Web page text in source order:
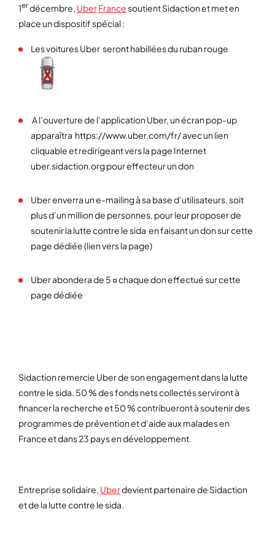
1erdécembre, UberFrancesoutient Sidaction et met en
place un dispositif spécial :
Les voitures Uber seront habillées du ruban rouge
A l’ouverture de l’application Uber, un écran pop-up
apparaîtra https://www.uber.com/fr/avec un lien
cliquable et redirigeant vers la page Internet
uber.sidaction.org pour effecteur un don
Uber enverra un e-mailing à sa base d’utilisateurs, soit
plus d’un million de personnes, pour leur proposer de
soutenir la lutte contre le sida en faisant un don sur cette
page dédiée (lien vers la page)
Uber abondera de 5 ¤ chaque don effectué sur cette
page dédiée
Sidaction remercie Uber de son engagement dans la lutte
contre le sida. 50 % des fonds nets collectés serviront à
financer la recherche et 50 % contribueront à soutenir des
programmes de prévention et d’aide aux malades en
France et dans 23 pays en développement.
Entreprise solidaire, Uberdevient partenaire de Sidaction
et de la lutte contre le sida.